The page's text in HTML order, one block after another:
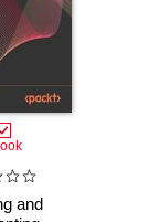
and